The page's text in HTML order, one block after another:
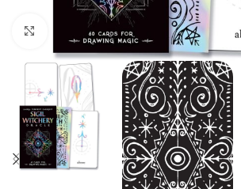
Spustelėkite, kad padidintumėte